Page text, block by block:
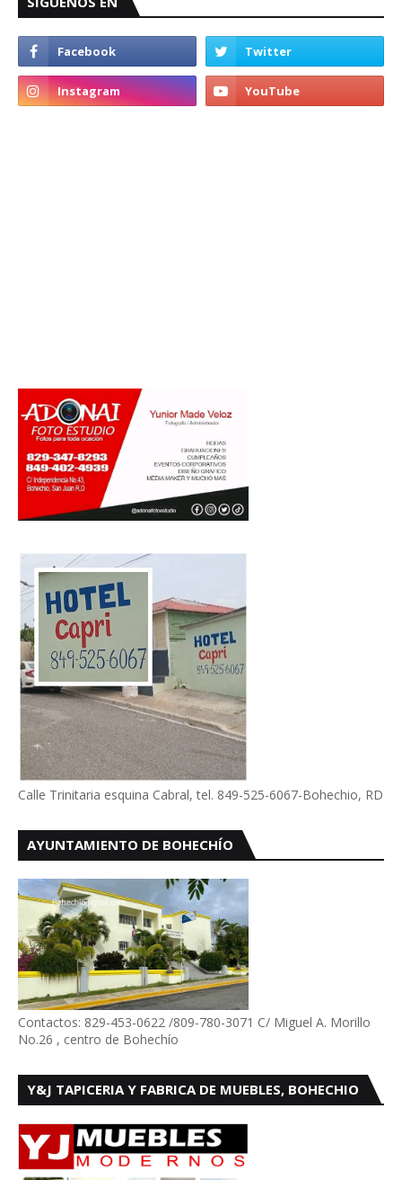
Calle Trinitaria esquina Cabral, tel. 849-525-6067-Bohechio, RD
AYUNTAMIENTO DE BOHECHÍO
Contactos: 829-453-0622 /809-780-3071 C/ Miguel A. Morillo
No.26 , centro de Bohechío
Y&J TAPICERIA Y FABRICA DE MUEBLES, BOHECHIO